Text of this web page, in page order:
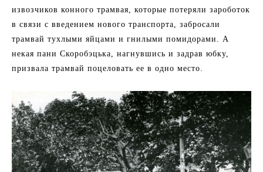
извозчиков конного трамвая, которые потеряли зароботок
в связи с введением нового транспорта, забросали
трамвай тухлыми яйцами и гнилыми помидорами. А
некая пани Скоробэцька, нагнувшись и задрав юбку,
призвала трамвай поцеловать ее в одно место.